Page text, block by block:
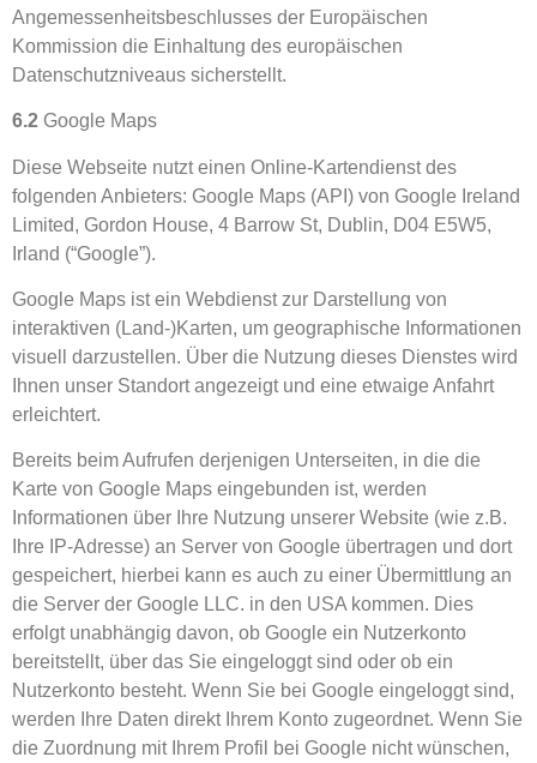
Angemessenheitsbeschlusses der Europäischen
Kommission die Einhaltung des europäischen
Datenschutzniveaus sicherstellt.
6.2 Google Maps
Diese Webseite nutzt einen Online-Kartendienst des
folgenden Anbieters: Google Maps (API) von Google Ireland
Limited, Gordon House, 4 Barrow St, Dublin, D04 E5W5,
Irland (“Google”).
Google Maps ist ein Webdienst zur Darstellung von
interaktiven (Land-)Karten, um geographische Informationen
visuell darzustellen. Über die Nutzung dieses Dienstes wird
Ihnen unser Standort angezeigt und eine etwaige Anfahrt
erleichtert.
Bereits beim Aufrufen derjenigen Unterseiten, in die die
Karte von Google Maps eingebunden ist, werden
Informationen über Ihre Nutzung unserer Website (wie z.B.
Ihre IP-Adresse) an Server von Google übertragen und dort
gespeichert, hierbei kann es auch zu einer Übermittlung an
die Server der Google LLC. in den USA kommen. Dies
erfolgt unabhängig davon, ob Google ein Nutzerkonto
bereitstellt, über das Sie eingeloggt sind oder ob ein
Nutzerkonto besteht. Wenn Sie bei Google eingeloggt sind,
werden Ihre Daten direkt Ihrem Konto zugeordnet. Wenn Sie
die Zuordnung mit Ihrem Profil bei Google nicht wünschen,